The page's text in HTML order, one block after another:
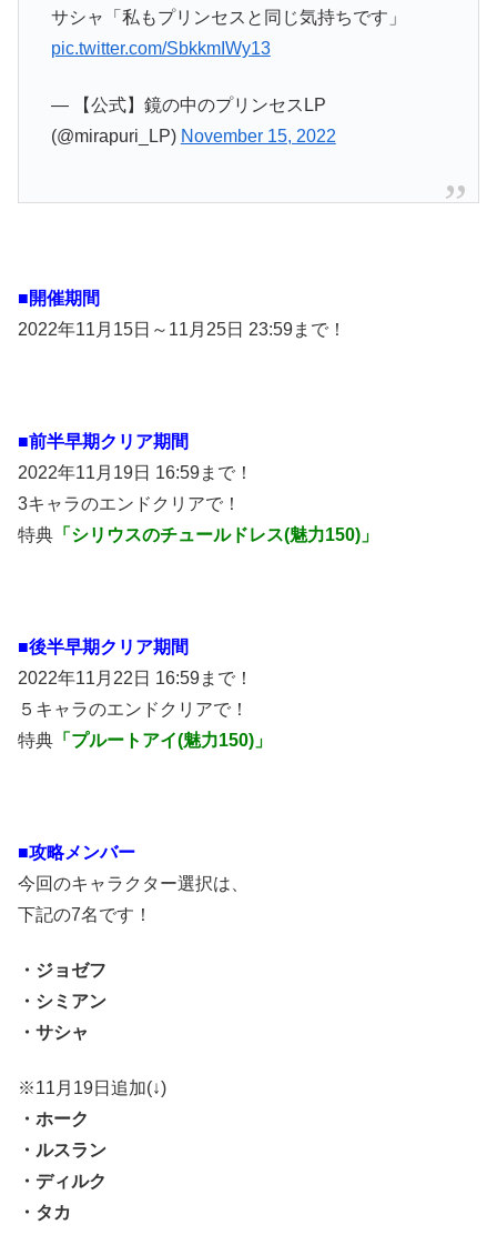
サシャ「私もプリンセスと同じ気持ちです」
pic.twitter.com/SbkkmIWy13
— 【公式】鏡の中のプリンセスLP
(@mirapuri_LP) November 15, 2022
■開催期間
2022年11月15日～11月25日 23:59まで！
■前半早期クリア期間
2022年11月19日 16:59まで！
3キャラのエンドクリアで！
特典 「シリウスのチュールドレス(魅力150)」
■後半早期クリア期間
2022年11月22日 16:59まで！
５キャラのエンドクリアで！
特典 「プルートアイ(魅力150)」
■攻略メンバー
今回のキャラクター選択は、
下記の7名です！
・ジョゼフ
・シミアン
・サシャ
※11月19日追加(↓)
・ホーク
・ルスラン
・ディルク
・タカ